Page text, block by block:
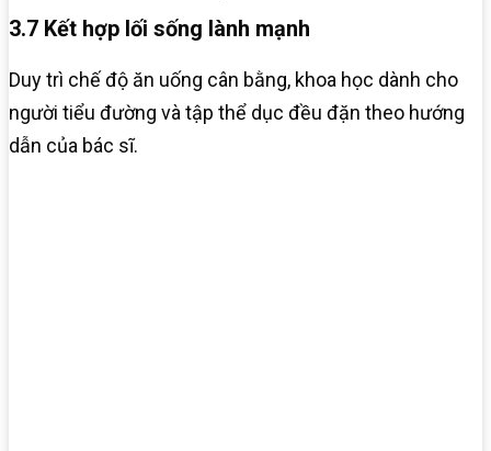
3.7 Kết hợp lối sống lành mạnh
Duy trì chế độ ăn uống cân bằng, khoa học dành cho
người tiểu đường và tập thể dục đều đặn theo hướng
dẫn của bác sĩ.